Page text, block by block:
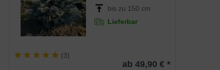
bis zu 150 cm
Lieferbar
(3)
ab 49,90 € *